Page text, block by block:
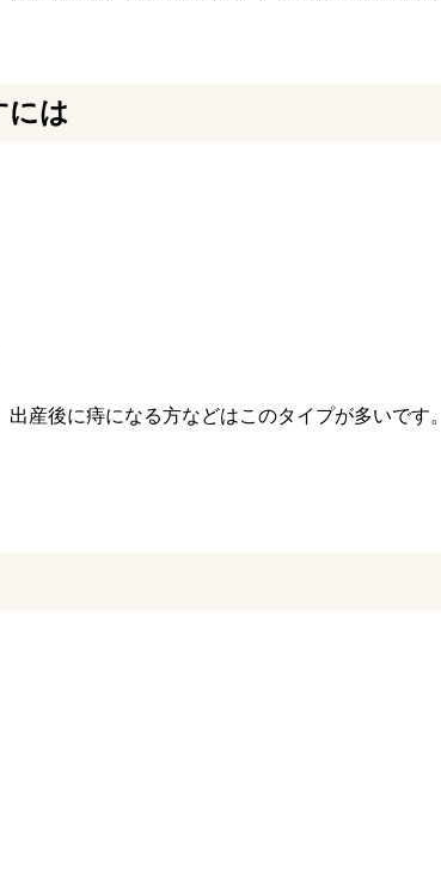
には
産後に痔になる方などはこのタイプが多いです。